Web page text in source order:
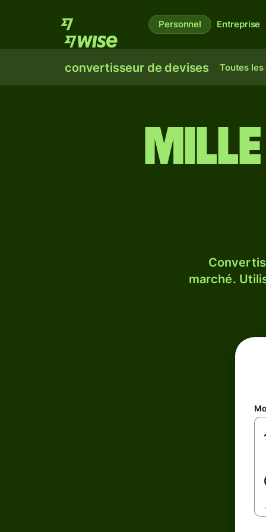
Personnel Entreprise
convertisseur de devises Toutes les
marché.